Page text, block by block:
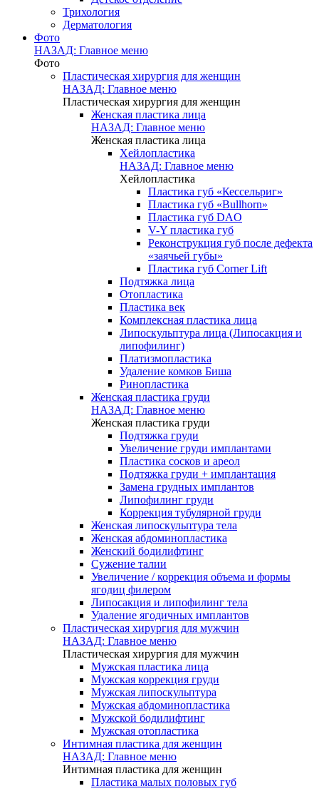
Трихология
Дерматология
Фото
НАЗАД: Главное меню
Фото
Пластическая хирургия для женщин
НАЗАД: Главное меню
Пластическая хирургия для женщин
Женская пластика лица
НАЗАД: Главное меню
Женская пластика лица
Хейлопластика
НАЗАД: Главное меню
Хейлопластика
Пластика губ «Кессельриг»
Пластика губ «Bullhorn»
Пластика губ DAO
V-Y пластика губ
Реконструкция губ после дефекта
«заячьей губы»
Пластика губ Corner Lift
Подтяжка лица
Отопластика
Пластика век
Комплексная пластика лица
Липоскульптура лица (Липосакция и
липофилинг)
Платизмопластика
Удаление комков Биша
Ринопластика
Женская пластика груди
НАЗАД: Главное меню
Женская пластика груди
Подтяжка груди
Увеличение груди имплантами
Пластика сосков и ареол
Подтяжка груди + имплантация
Замена грудных имплантов
Липофилинг груди
Коррекция тубулярной груди
Женская липоскульптура тела
Женская абдоминопластика
Женский бодилифтинг
Сужение талии
Увеличение / коррекция объема и формы
ягодиц филером
Липосакция и липофилинг тела
Удаление ягодичных имплантов
Пластическая хирургия для мужчин
НАЗАД: Главное меню
Пластическая хирургия для мужчин
Мужская пластика лица
Мужская коррекция груди
Мужская липоскульптура
Мужская абдоминопластика
Мужской бодилифтинг
Мужская отопластика
Интимная пластика для женщин
НАЗАД: Главное меню
Интимная пластика для женщин
Пластика малых половых губ